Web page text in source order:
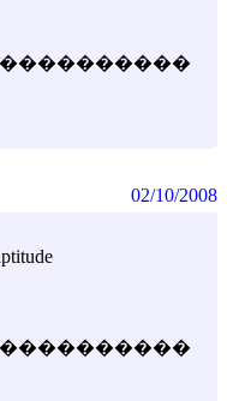
02/10/2008